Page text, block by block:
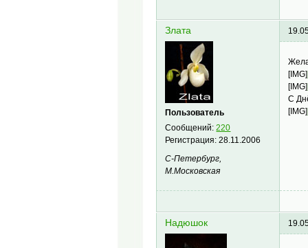
Злата
Пользователь
Сообщений:220
Регистрация:28.11.2006
С-Петербург,
М.Московская
[IMG]
[IMG]
С
[IMG]
Надюшок